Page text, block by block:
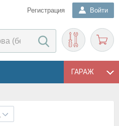
Регистрация Войти
ГАРАЖ